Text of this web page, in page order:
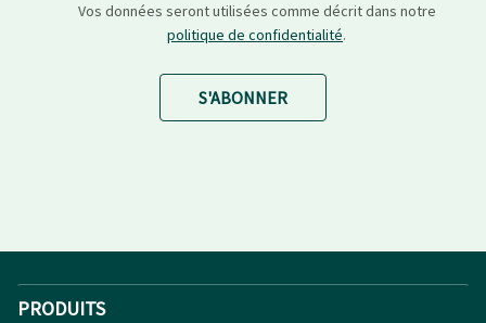
Vos données seront utilisées comme décrit dans notre
politique de confidentialité.
S'ABONNER
PRODUITS